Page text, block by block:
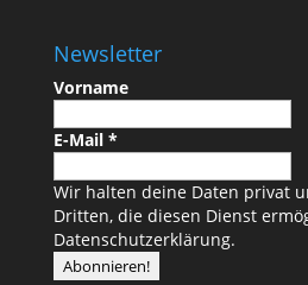
Newsletter
Vorname
E-Mail *
Wir halten deine Daten privat
Dritten, die diesen Dienst
Datenschutzerklärung.